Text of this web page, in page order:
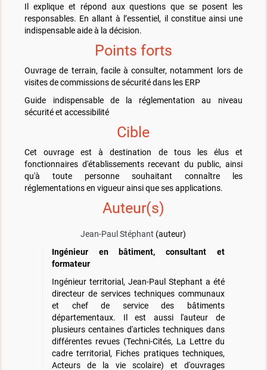
Il explique et répond aux questions que se posent les
responsables. En allant à l’essentiel, il constitue ainsi une
indispensable aide à la décision.
Points forts
Ouvrage de terrain, facile à consulter, notamment lors de
visites de commissions de sécurité dans les ERP
Guide indispensable de la réglementation au niveau
sécurité et accessibilité
Cible
Cet ouvrage est à destination de tous les élus et
fonctionnaires d'établissements recevant du public, ainsi
qu'à toute personne souhaitant connaître les
réglementations en vigueur ainsi que ses applications.
Auteur(s)
Jean-Paul Stéphant (auteur)
Ingénieur en bâtiment, consultant et
formateur
Ingénieur territorial, Jean-Paul Stephant a été
directeur de services techniques communaux
et chef de service des bâtiments
départementaux. Il est aussi l'auteur de
plusieurs centaines d'articles techniques dans
différentes revues (Techni-Cités, La Lettre du
cadre territorial, Fiches pratiques techniques,
Acteurs de la vie scolaire) et d'ouvrages